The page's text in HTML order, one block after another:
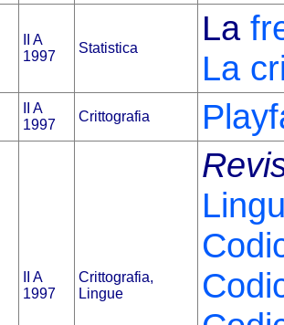
II A
1997
Statistica
La
La
II A
1997
Crittografia
II A
1997
Crittografia,
Lingue